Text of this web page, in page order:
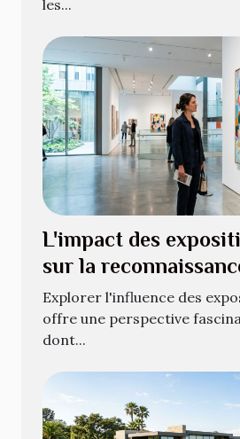
les...
L'impact des
sur la
artistes
Explorer l'influence des
offre une perspective
dont...